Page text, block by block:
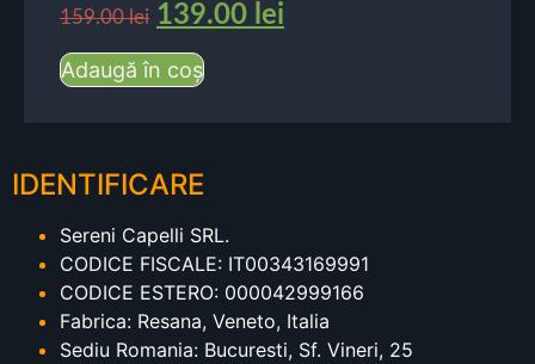
159.00lei 139.00 lei
Adaugă în coș
IDENTIFICARE
Sereni Capelli SRL.
CODICE FISCALE: IT00343169991
CODICE ESTERO: 000042999166
Fabrica: Resana, Veneto, Italia
Sediu Romania: Bucuresti, Sf. Vineri, 25